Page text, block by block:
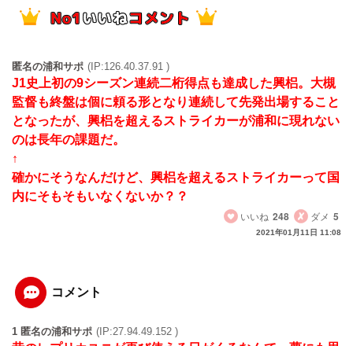
匿名の浦和サポ (IP:126.40.37.91 )
J1史上初の9シーズン連続二桁得点も達成した興梠。大槻
監督も終盤は個に頼る形となり連続して先発出場すること
となったが、興梠を超えるストライカーが浦和に現れない
のは長年の課題だ。
↑
確かにそうなんだけど、興梠を超えるストライカーって国
内にそもそもいなくないか？？
いいね 248 ダメ 5
2021年01月11日 11:08
コメント
1 匿名の浦和サポ (IP:27.94.49.152 )